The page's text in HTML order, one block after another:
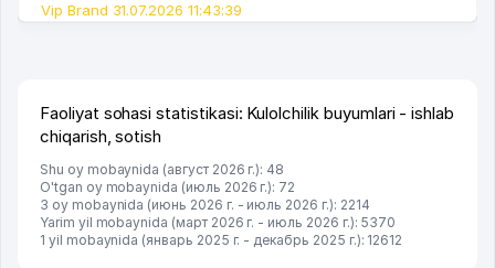
Vip Brand 31.07.2026 11:43:39
Faoliyat sohasi statistikasi: Kulolchilik buyumlari - ishlab
chiqarish, sotish
Shu oy mobaynida (август 2026 г.): 48
O'tgan oy mobaynida (июль 2026 г.): 72
3 oy mobaynida (июнь 2026 г. - июль 2026 г.): 2214
Yarim yil mobaynida (март 2026 г. - июль 2026 г.): 5370
1 yil mobaynida (январь 2025 г. - декабрь 2025 г.): 12612